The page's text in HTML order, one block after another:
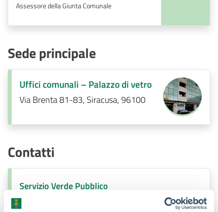
Assessore della Giunta Comunale
Sede principale
Uffici comunali – Palazzo di vetro
Via Brenta 81-83, Siracusa, 96100
Contatti
Servizio Verde Pubblico
Telefono: